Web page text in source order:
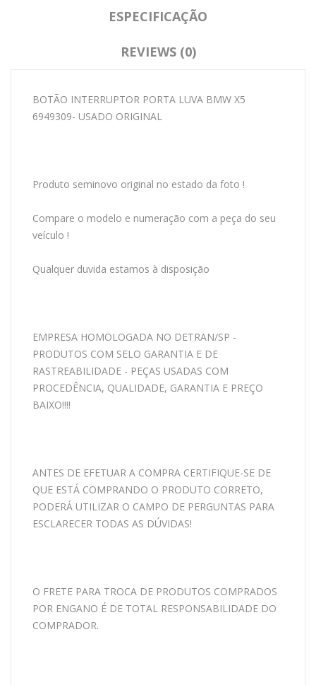
ESPECIFICAÇÃO
REVIEWS (0)
BOTÃO INTERRUPTOR PORTA LUVA BMW X5
6949309- USADO ORIGINAL
Produto seminovo original no estado da foto !
Compare o modelo e numeração com a peça do seu
veículo !
Qualquer duvida estamos à disposição
EMPRESA HOMOLOGADA NO DETRAN/SP -
PRODUTOS COM SELO GARANTIA E DE
RASTREABILIDADE - PEÇAS USADAS COM
PROCEDÊNCIA, QUALIDADE, GARANTIA E PREÇO
BAIXO!!!!
ANTES DE EFETUAR A COMPRA CERTIFIQUE-SE DE
QUE ESTÁ COMPRANDO O PRODUTO CORRETO,
PODERÁ UTILIZAR O CAMPO DE PERGUNTAS PARA
ESCLARECER TODAS AS DÚVIDAS!
O FRETE PARA TROCA DE PRODUTOS COMPRADOS
POR ENGANO É DE TOTAL RESPONSABILIDADE DO
COMPRADOR.